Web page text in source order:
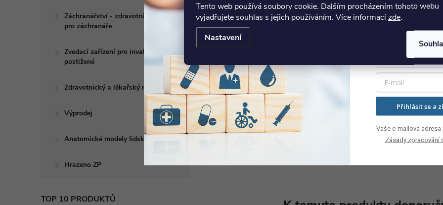
Tento web používá soubory cookie. Dalším procházením tohoto webu
vyjadřujete souhlas s jejich používáním. Více informacízde.
Nastavení
Záchranářství - zdravotní potřeby
pro záchranáře
Zvedací zařízení pro invalidy a
postižené
Zdravotnický a lékařský nábytek
Výprodej
Anatomické modely lidského těla
Hrazeno ZP
TOP 10 PRODUKTŮ
Sleva platí při
Přihlásit se a
Vaše e-mailová adresa
Zásady zpracování